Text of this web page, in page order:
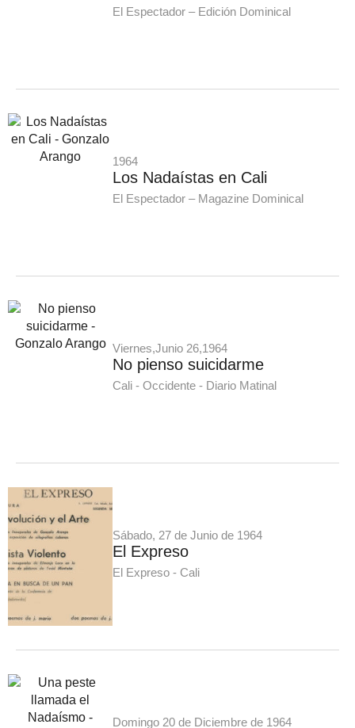
El Espectador – Edición Dominical
1964
Los Nadaístas en Cali
El Espectador – Magazine Dominical
Viernes,Junio 26,1964
No pienso suicidarme
Cali - Occidente - Diario Matinal
Sábado, 27 de Junio de 1964
El Expreso
El Expreso - Cali
Domingo 20 de Diciembre de 1964